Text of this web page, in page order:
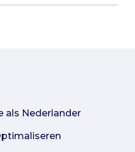
als Nederlander